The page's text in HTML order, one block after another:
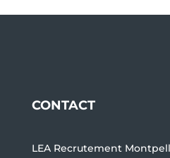
CONTACT
LEA Recrutement